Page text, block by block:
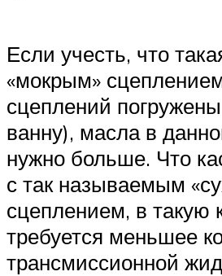
Если учесть, что
«мокрым»
сцеплений
ванну), масла в
нужно больше. Что
с так называемым
сцеплением, в такую
требуется меньшее
трансмиссионной